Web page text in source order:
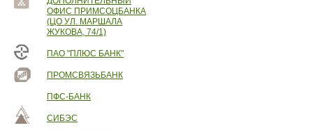
ОФИС ПРИМСОЦБАНКА
(ЦО УЛ. МАРШАЛА
ЖУКОВА, 74/1)
ПАО "ПЛЮС БАНК"
ПРОМСВЯЗЬБАНК
ПФС-БАНК
СИБЭС